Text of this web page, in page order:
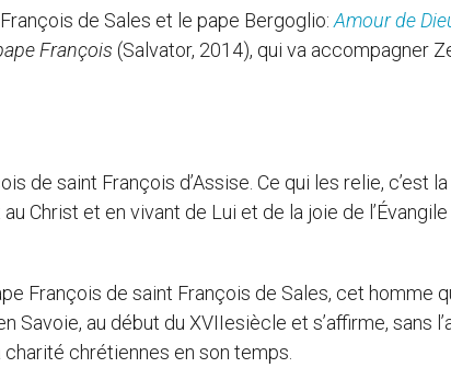
de Sales et le pape Bergoglio: Amour de
François (Salvator, 2014), qui va accompagner
François d’Assise. Ce qui les relie, c’est
au Christ et en vivant de Lui et de la joie de
de saint François de Sales, cet homme
au début du XVIIesiècle et s’affirme, sans
chrétiennes en son temps.